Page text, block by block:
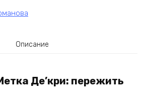
Описание
Де’кри: пережить